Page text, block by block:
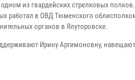
из гвардейских стрелковых
работал в ОВД Тюменского
органов в Ялуторовске.
Ирину Артимоновну,